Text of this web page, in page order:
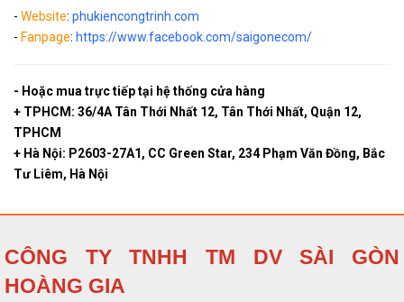
- Website: phukiencongtrinh.com
- Fanpage: https://www.facebook.com/saigonecom/
- Hoặc mua trực tiếp tại hệ thống cửa hàng
+ TPHCM: 36/4A Tân Thới Nhất 12, Tân Thới Nhất, Quận 12,
TPHCM
+ Hà Nội: P2603-27A1, CC Green Star, 234 Phạm Văn Đồng, Bắc
Tư Liêm, Hà Nội
CÔNG TY TNHH TM DV SÀI GÒN
HOÀNG GIA